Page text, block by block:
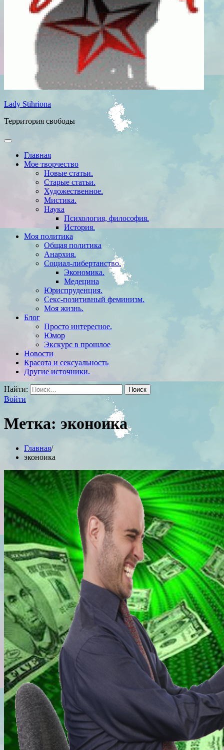
Lady Stihriona
Территория свободы
Главная
Мое творчество
Новые статьи.
Старые статьи.
Художественное.
Мистика.
Наука
Психология, философия.
История.
Моя политика
Общая политика
Анархия.
Социал-либертанство.
Экономика.
Медецина
Юриспруденция.
Секс-позитивный феминизм.
Моя жизнь.
Блог
Просто интересное.
Юмор
Экскурс в прошлое
Новости
Красота и сексуальность
Другие источники.
Найти:
Войти
Метка: эконоика
Главная
эконоика